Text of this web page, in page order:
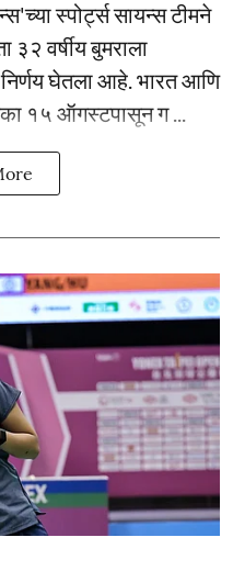
स्पोर्ट्स सायन्स टीमने
३२ वर्षीय बुमराला
निर्णय घेतला आहे. भारत आणि
१५ ऑगस्टपासून ग ...